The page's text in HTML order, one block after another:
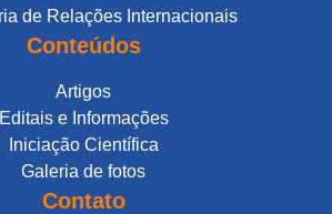
de Relações Internacionais
Conteúdos
Artigos
Editais e Informações
Iniciação Científica
Galeria de fotos
Contato